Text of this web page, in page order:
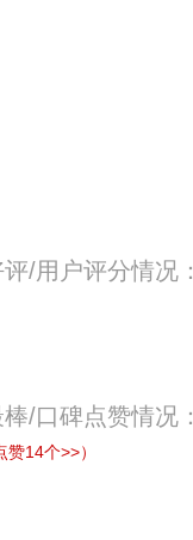
/用户评分情况：
/口碑点赞情况：
赞14个>>）